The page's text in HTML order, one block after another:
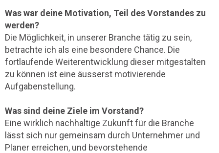
Was war deine Motivation, Teil des Vorstandes zu
werden?
Die Möglichkeit, in unserer Branche tätig zu sein,
betrachte ich als eine besondere Chance. Die
fortlaufende Weiterentwicklung dieser mitgestalten
zu können ist eine äusserst motivierende
Aufgabenstellung.
Was sind deine Ziele im Vorstand?
Eine wirklich nachhaltige Zukunft für die Branche
lässt sich nur gemeinsam durch Unternehmer und
Planer erreichen, und bevorstehende